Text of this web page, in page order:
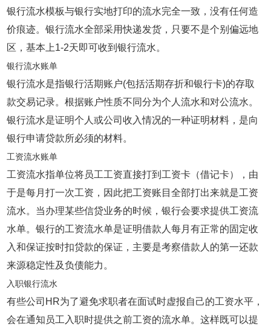
银行流水模板与银行实地打印的流水完全一致，没有任何造
价痕迹。银行流水全部采用快递发货，只要不是个别偏远地
区，基本上1-2天即可收到银行流水。
银行流水账单
银行流水是指银行活期账户(包括活期存折和银行卡)的存取
款交易记录。根据账户性质不同分为个人流水和对公流水。
银行流水是证明个人或公司收入情况的一种证明材料，是向
银行申请贷款所必须的材料。
工资流水账单
工资流水指单位将员工工资直接打到工资卡（借记卡），由
于是每月打一次工资，因此把工资账目全部打出来就是工资
流水。当办理某些信贷业务的时候，银行会要求提供工资流
水单。银行的工资流水单是证明借款人每月有正常的固定收
入和保证按时扣贷款的保证，主要是考察借款人的第一还款
来源稳定性及负债能力。
入职银行流水
有些公司HR为了避免求职者在面试时虚报自己的工资水平，
会在通知员工入职时提供之前工资的流水单。这样既可以提